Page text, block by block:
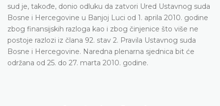
sud je, takođe, donio odluku da zatvori Ured Ustavnog suda
Bosne i Hercegovine u Banjoj Luci od 1. aprila 2010. godine
zbog finansijskih razloga kao i zbog činjenice što više ne
postoje razlozi iz člana 92. stav 2. Pravila Ustavnog suda
Bosne i Hercegovine. Naredna plenarna sjednica bit će
održana od 25. do 27. marta 2010. godine.